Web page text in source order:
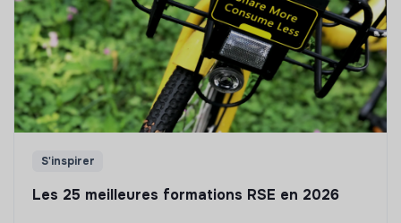
S'inspirer
Les 25 meilleures formations RSE en 2026